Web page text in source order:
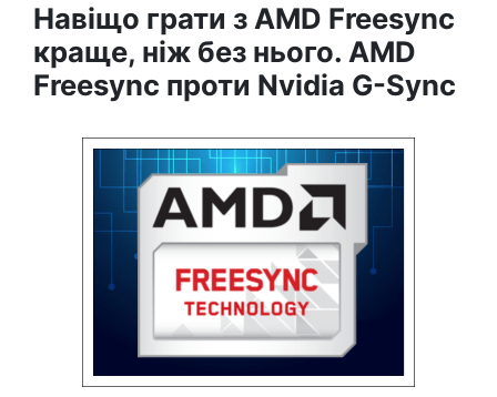
Навіщо грати з AMD Freesync
краще, ніж без нього. AMD
Freesync проти Nvidia G-Sync